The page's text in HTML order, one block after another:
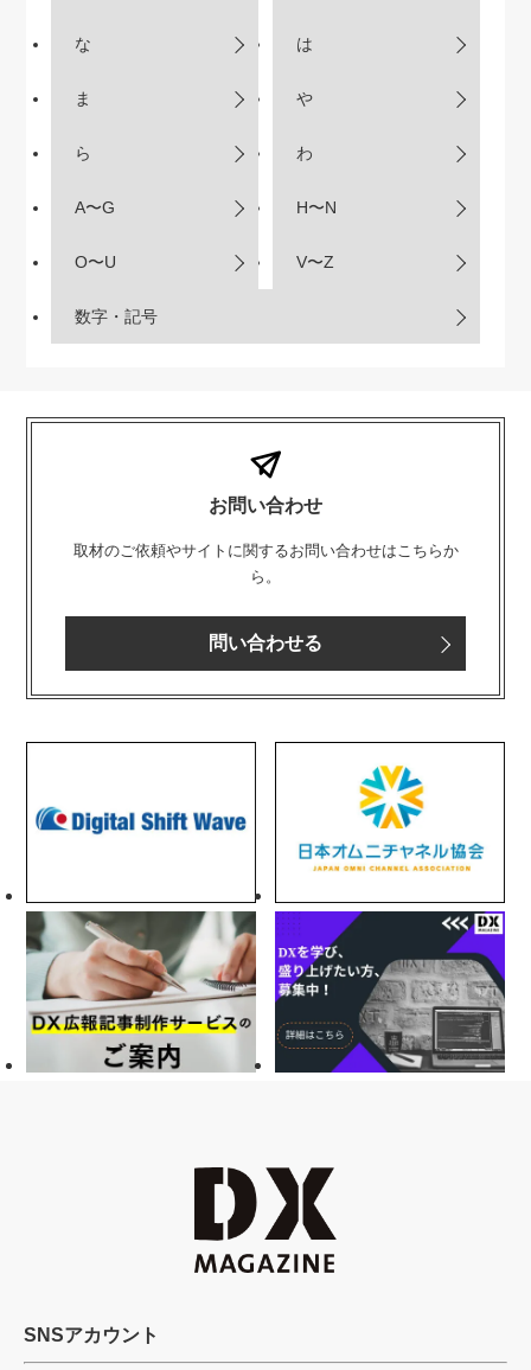
な は
ま や
ら わ
A〜G H〜N
O〜U V〜Z
数字・記号
お問い合わせ
取材のご依頼やサイトに関するお問い合わせはこちらか
ら。
問い合わせる
SNSアカウント